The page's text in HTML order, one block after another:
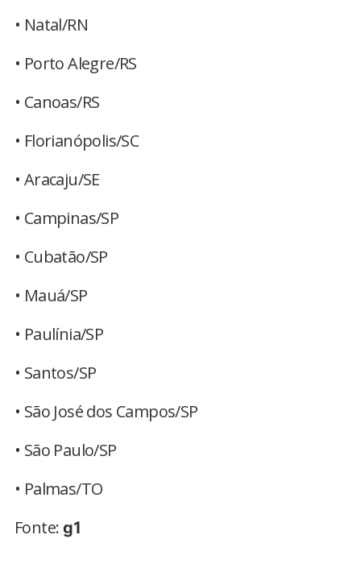
• Natal/RN
• Porto Alegre/RS
• Canoas/RS
• Florianópolis/SC
• Aracaju/SE
• Campinas/SP
• Cubatão/SP
• Mauá/SP
• Paulínia/SP
• Santos/SP
• São José dos Campos/SP
• São Paulo/SP
• Palmas/TO
Fonte: g1